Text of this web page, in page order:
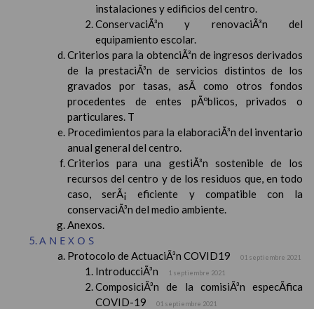
instalaciones y edificios del centro.
ConservaciÃ³n y renovaciÃ³n del
equipamiento escolar.
Criterios para la obtenciÃ³n de ingresos derivados
de la prestaciÃ³n de servicios distintos de los
gravados por tasas, asÃ­ como otros fondos
procedentes de entes pÃºblicos, privados o
particulares. T
Procedimientos para la elaboraciÃ³n del inventario
anual general del centro.
Criterios para una gestiÃ³n sostenible de los
recursos del centro y de los residuos que, en todo
caso, serÃ¡ eficiente y compatible con la
conservaciÃ³n del medio ambiente.
Anexos.
ANEXOS
Protocolo de ActuaciÃ³n COVID19 01 septiembre 2021
IntroducciÃ³n 1 septiembre 2021
ComposiciÃ³n de la comisiÃ³n especÃ­fica
COVID-19
01 septiembre 2021